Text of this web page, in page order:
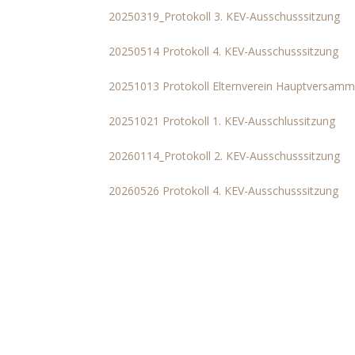
20250319_Protokoll 3. KEV-Ausschusssitzung
20250514 Protokoll 4. KEV-Ausschusssitzung
20251013 Protokoll Elternverein
20251021 Protokoll 1. KEV-Ausschlussitzung
20260114_Protokoll 2. KEV-Ausschusssitzung
20260526 Protokoll 4. KEV-Ausschusssitzung